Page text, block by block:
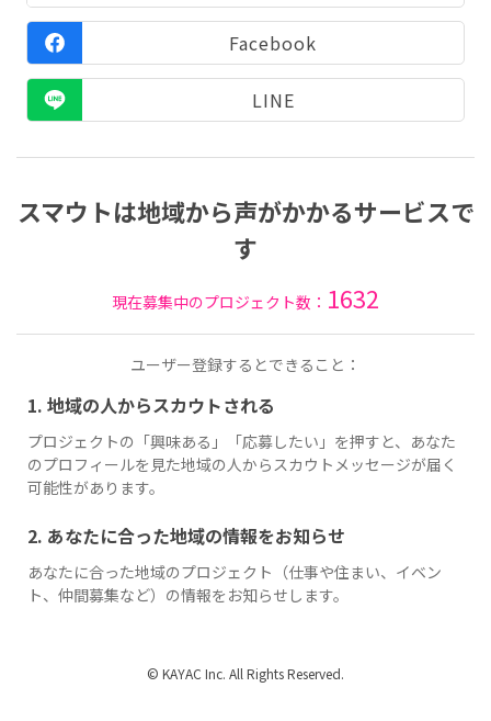
Facebook
LINE
スマウトは地域から声がかかるサービスで
す
現在募集中のプロジェクト数： 1632
ユーザー登録するとできること：
1. 地域の人からスカウトされる
プロジェクトの「興味ある」「応募したい」を押すと、あなた
のプロフィールを見た地域の人からスカウトメッセージが届く
可能性があります。
2. あなたに合った地域の情報をお知らせ
あなたに合った地域のプロジェクト（仕事や住まい、イベン
ト、仲間募集など）の情報をお知らせします。
© KAYAC Inc. All Rights Reserved.